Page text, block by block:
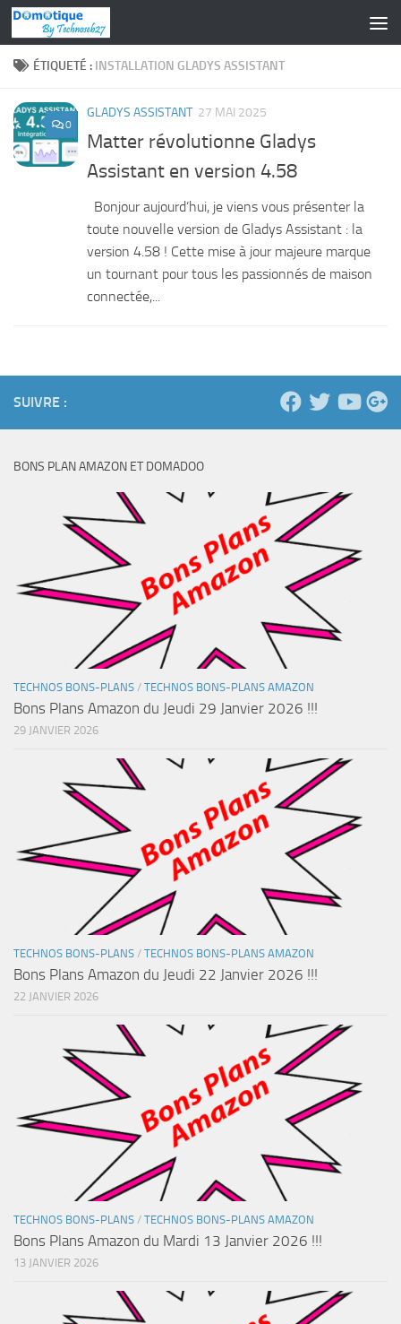
Skip to content
ÉTIQUETÉ : INSTALLATION GLADYS ASSISTANT
0
GLADYS ASSISTANT 27 MAI 2025
Matter révolutionne Gladys
Assistant en version 4.58
Bonjour aujourd’hui, je viens vous présenter la
toute nouvelle version de Gladys Assistant : la
version 4.58 ! Cette mise à jour majeure marque
un tournant pour tous les passionnés de maison
connectée,...
SUIVRE :
BONS PLAN AMAZON ET DOMADOO
TECHNOS BONS-PLANS / TECHNOS BONS-PLANS AMAZON
Bons Plans Amazon du Jeudi 29 Janvier 2026 !!!
29 JANVIER 2026
TECHNOS BONS-PLANS / TECHNOS BONS-PLANS AMAZON
Bons Plans Amazon du Jeudi 22 Janvier 2026 !!!
22 JANVIER 2026
TECHNOS BONS-PLANS / TECHNOS BONS-PLANS AMAZON
Bons Plans Amazon du Mardi 13 Janvier 2026 !!!
13 JANVIER 2026